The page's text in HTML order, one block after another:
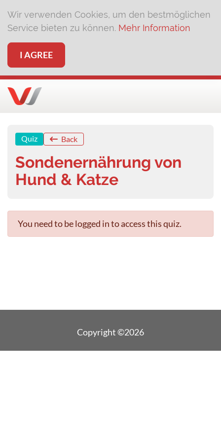
Wir verwenden Cookies, um den bestmöglichen
Service bieten zu können. Mehr Information
I AGREE
Quiz Back
Sondenernährung von
Hund & Katze
You need to be logged in to access this quiz.
Copyright ©2026